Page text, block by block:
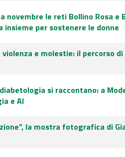
novembre le reti Bollino Rosa e
insieme per sostenere le donne
violenza e molestie: il percorso
si raccontano: a
e AI
la mostra fotografica di